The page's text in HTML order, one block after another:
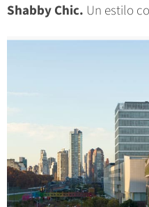
Shabby Chic. Un estilo